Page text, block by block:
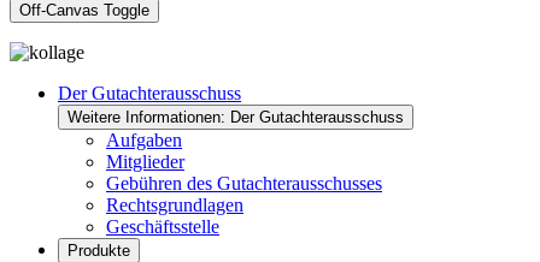
Off-Canvas Toggle
Der Gutachterausschuss
Weitere Informationen: Der Gutachterausschuss
Aufgaben
Mitglieder
Gebühren des Gutachterausschusses
Rechtsgrundlagen
Geschäftsstelle
Produkte